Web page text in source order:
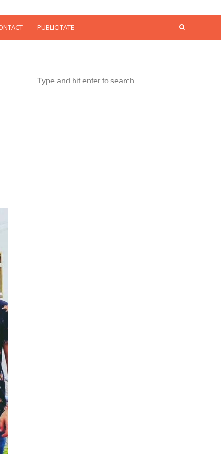
PUBLICITATE